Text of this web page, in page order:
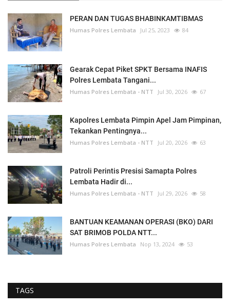
PERAN DAN TUGAS BHABINKAMTIBMAS
Humas Polres Lembata Jul 25, 2023 84
Gearak Cepat Piket SPKT Bersama INAFIS
Polres Lembata Tangani...
Humas Polres Lembata - NTT Jul 30, 2026 67
Kapolres Lembata Pimpin Apel Jam Pimpinan,
Tekankan Pentingnya...
Humas Polres Lembata - NTT Jul 20, 2026 63
Patroli Perintis Presisi Samapta Polres
Lembata Hadir di...
Humas Polres Lembata - NTT Jul 29, 2026 58
BANTUAN KEAMANAN OPERASI (BKO) DARI
SAT BRIMOB POLDA NTT...
Humas Polres Lembata Nop 13, 2024 53
TAGS